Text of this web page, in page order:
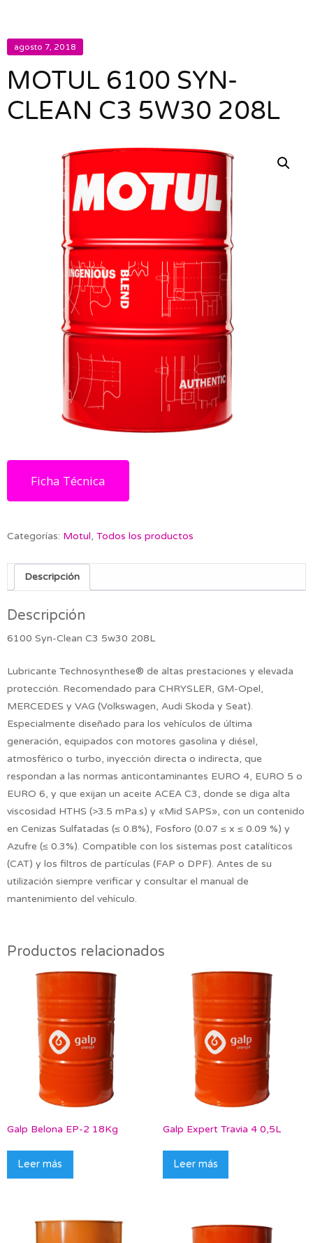
agosto 7, 2018
MOTUL 6100 SYN-
CLEAN C3 5W30 208L
Ficha Técnica
Categorías: Motul, Todos los productos
Descripción
Descripción
6100 Syn-Clean C3 5w30 208L
Lubricante Technosynthese® de altas prestaciones y elevada
protección. Recomendado para CHRYSLER, GM-Opel,
MERCEDES y VAG (Volkswagen, Audi Skoda y Seat).
Especialmente diseñado para los vehículos de última
generación, equipados con motores gasolina y diésel,
atmosférico o turbo, inyección directa o indirecta, que
respondan a las normas anticontaminantes EURO 4, EURO 5 o
EURO 6, y que exijan un aceite ACEA C3, donde se diga alta
viscosidad HTHS (>3.5 mPa.s) y «Mid SAPS», con un contenido
en Cenizas Sulfatadas (≤ 0.8%), Fosforo (0.07 ≤ x ≤ 0.09 %) y
Azufre (≤ 0.3%). Compatible con los sistemas post catalíticos
(CAT) y los filtros de partículas (FAP o DPF). Antes de su
utilización siempre verificar y consultar el manual de
mantenimiento del vehículo.
Productos relacionados
Galp Belona EP-2 18Kg
Leer más
Galp Expert Travia 4 0,5L
Leer más